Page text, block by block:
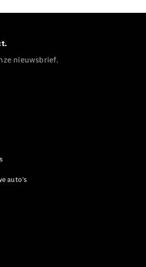
nieuwsbrief.
auto’s